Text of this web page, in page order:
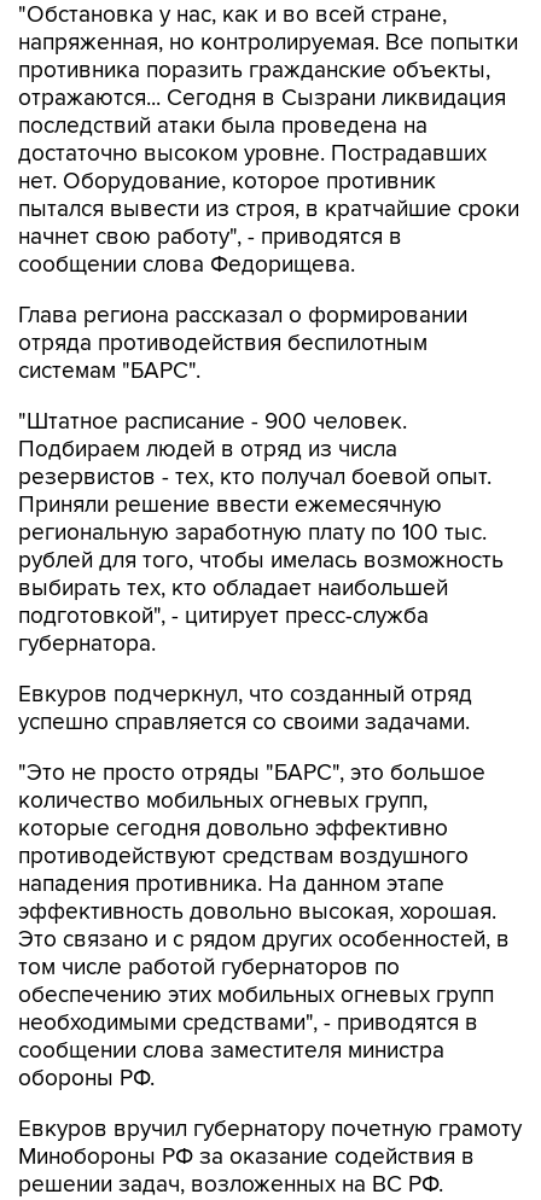
"Обстановка у нас, как и во всей стране,
напряженная, но контролируемая. Все попытки
противника поразить гражданские объекты,
отражаются... Сегодня в Сызрани ликвидация
последствий атаки была проведена на
достаточно высоком уровне. Пострадавших
нет. Оборудование, которое противник
пытался вывести из строя, в кратчайшие сроки
начнет свою работу", - приводятся в
сообщении слова Федорищева.
Глава региона рассказал о формировании
отряда противодействия беспилотным
системам "БАРС".
"Штатное расписание - 900 человек.
Подбираем людей в отряд из числа
резервистов - тех, кто получал боевой опыт.
Приняли решение ввести ежемесячную
региональную заработную плату по 100 тыс.
рублей для того, чтобы имелась возможность
выбирать тех, кто обладает наибольшей
подготовкой", - цитирует пресс-служба
губернатора.
Евкуров подчеркнул, что созданный отряд
успешно справляется со своими задачами.
"Это не просто отряды "БАРС", это большое
количество мобильных огневых групп,
которые сегодня довольно эффективно
противодействуют средствам воздушного
нападения противника. На данном этапе
эффективность довольно высокая, хорошая.
Это связано и с рядом других особенностей, в
том числе работой губернаторов по
обеспечению этих мобильных огневых групп
необходимыми средствами", - приводятся в
сообщении слова заместителя министра
обороны РФ.
Евкуров вручил губернатору почетную грамоту
Минобороны РФ за оказание содействия в
решении задач, возложенных на ВС РФ.